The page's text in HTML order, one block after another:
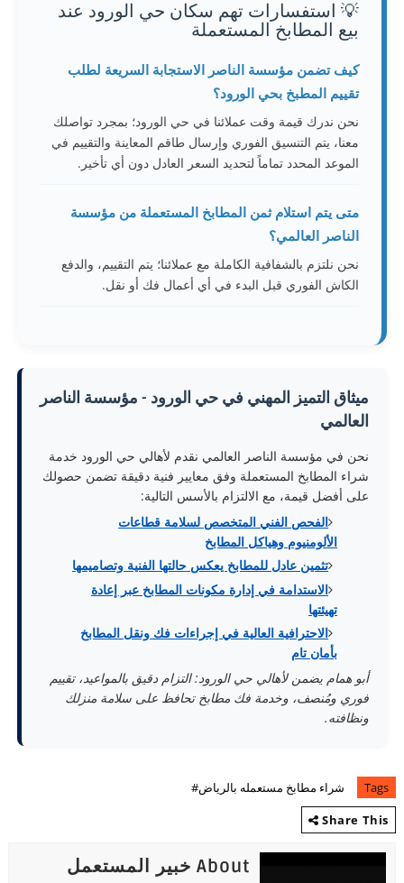
💡 استفسارات تهم سكان حي الورود عند
بيع المطابخ المستعملة
كيف تضمن مؤسسة الناصر الاستجابة السريعة لطلب
تقييم المطبخ بحي الورود؟
نحن ندرك قيمة وقت عملائنا في حي الورود؛ بمجرد تواصلك
معنا، يتم التنسيق الفوري وإرسال طاقم المعاينة والتقييم في
الموعد المحدد تماماً لتحديد السعر العادل دون أي تأخير.
متى يتم استلام ثمن المطابخ المستعملة من مؤسسة
الناصر العالمي؟
نحن نلتزم بالشفافية الكاملة مع عملائنا؛ يتم التقييم، والدفع
الكاش الفوري قبل البدء في أي أعمال فك أو نقل.
ميثاق التميز المهني في حي الورود - مؤسسة الناصر
العالمي
نحن في مؤسسة الناصر العالمي نقدم لأهالي حي الورود خدمة
شراء المطابخ المستعملة وفق معايير فنية دقيقة تضمن حصولك
على أفضل قيمة، مع الالتزام بالأسس التالية:
الفحص الفني المتخصص لسلامة قطاعات
الألومنيوم وهياكل المطابخ
تثمين عادل للمطابخ يعكس حالتها الفنية وتصاميمها
الاستدامة في إدارة مكونات المطابخ عبر إعادة
تهيئتها
الاحترافية العالية في إجراءات فك ونقل المطابخ
بأمان تام
أبو همام يضمن لأهالي حي الورود: التزام دقيق بالمواعيد، تقييم
فوري ومُنصف، وخدمة فك مطابخ تحافظ على سلامة منزلك
ونظافته.
Tags
شراء مطابخ مستعمله بالرياض#
Share This
About خبير المستعمل